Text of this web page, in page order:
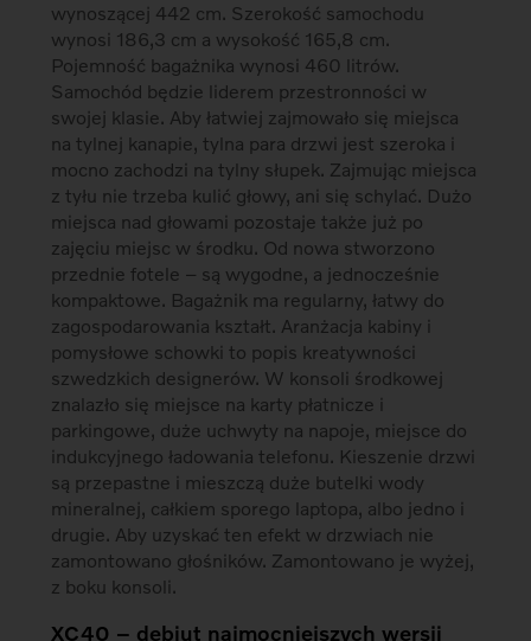
wynoszącej 442 cm. Szerokość samochodu
wynosi 186,3 cm a wysokość 165,8 cm.
Pojemność bagażnika wynosi 460 litrów.
Samochód będzie liderem przestronności w
swojej klasie. Aby łatwiej zajmowało się miejsca
na tylnej kanapie, tylna para drzwi jest szeroka i
mocno zachodzi na tylny słupek. Zajmując miejsca
z tyłu nie trzeba kulić głowy, ani się schylać. Dużo
miejsca nad głowami pozostaje także już po
zajęciu miejsc w środku. Od nowa stworzono
przednie fotele – są wygodne, a jednocześnie
kompaktowe. Bagażnik ma regularny, łatwy do
zagospodarowania kształt. Aranżacja kabiny i
pomysłowe schowki to popis kreatywności
szwedzkich designerów. W konsoli środkowej
znalazło się miejsce na karty płatnicze i
parkingowe, duże uchwyty na napoje, miejsce do
indukcyjnego ładowania telefonu. Kieszenie drzwi
są przepastne i mieszczą duże butelki wody
mineralnej, całkiem sporego laptopa, albo jedno i
drugie. Aby uzyskać ten efekt w drzwiach nie
zamontowano głośników. Zamontowano je wyżej,
z boku konsoli.
XC40 – debiut najmocniejszych wersji